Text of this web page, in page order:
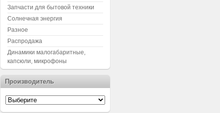
Запчасти для бытовой техники
Солнечная энергия
Разное
Распродажа
Динамики малогабаритные,
капсюли, микрофоны
Производитель